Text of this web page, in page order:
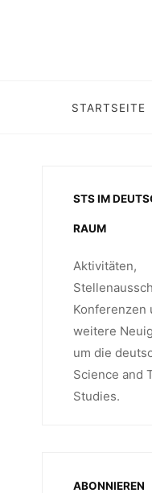
STARTSEITE
STS IM
RAUM
Aktivitäten,
Konferenzen
weitere
um die
Science and
Studies.
ABONNIEREN